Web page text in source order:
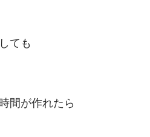
ても
間が作れたら